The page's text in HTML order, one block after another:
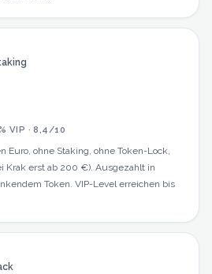
VIP ·8,4/10
Euro, ohne Staking, ohne Token-Lock,
Krak erst ab 200 €). Ausgezahlt in
Token. VIP-Level erreichen bis